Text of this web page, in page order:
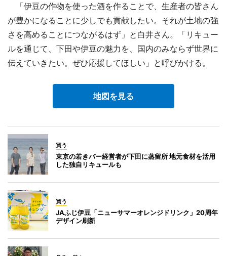
「伊豆の作物を使った酒を作ることで、生産者の皆さん
が豊かになることに少しでも貢献したい。それが土地の強
さを高めることにつながるはず」と白井さん。「リキュー
ルを通じて、下田や伊豆の魅力を、国内のみならず世界に
伝えていきたい。ぜひ応援してほしい」と呼びかける。
地図を見る
買う
東京の若きバー経営者が下田に蒸留所 地元食材を活用
した独自リキュールも
買う
JAふじ伊豆「ニューサマーオレンジドリンク」20周年
デザイン刷新